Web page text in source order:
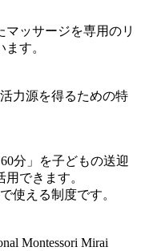
ッサージを専用のリ
す。
力源を得るための特
分」を子どもの送迎
できます。
使える制度です。
Montessori Mirai